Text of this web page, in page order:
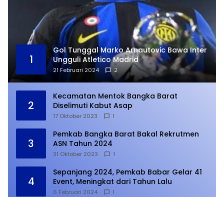
1
Gol Tunggal Marko Arnautovic Bawa Inter
Ungguli Atletico Madrid
21 Februari 2024 2
2
Kecamatan Mentok Bangka Barat
Diselimuti Kabut Asap
17 Oktober 2023 1
3
Pemkab Bangka Barat Bakal Rekrutmen
ASN Tahun 2024
31 Oktober 2023 1
4
Sepanjang 2024, Pemkab Babar Gelar 41
Event, Meningkat dari Tahun Lalu
6 Februari 2024 1